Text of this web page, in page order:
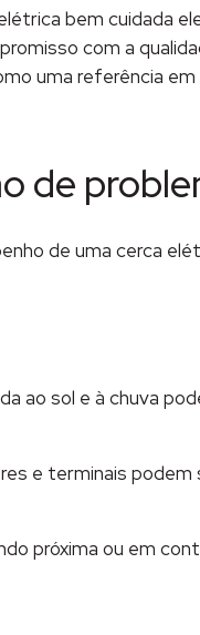
bem cuidada
com a
uma referência em
de
de uma cerca
ao sol e à chuva
e terminais
próxima ou em